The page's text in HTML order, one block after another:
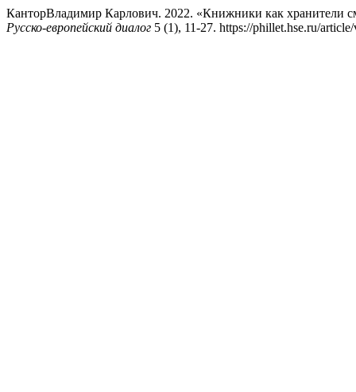
КанторВладимир Карлович. 2022. «Книжники как хранители
Русско-европейский диалог 5 (1), 11-27. https://phillet.hse.ru/